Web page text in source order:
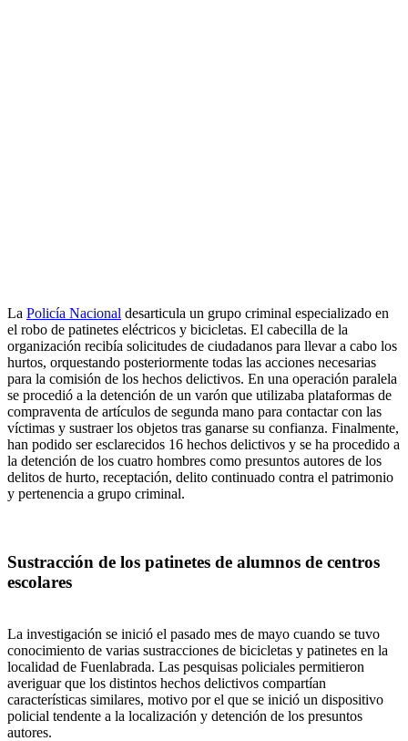
La Policía Nacional desarticula un grupo criminal especializado en
el robo de patinetes eléctricos y bicicletas. El cabecilla de la
organización recibía solicitudes de ciudadanos para llevar a cabo los
hurtos, orquestando posteriormente todas las acciones necesarias
para la comisión de los hechos delictivos. En una operación paralela
se procedió a la detención de un varón que utilizaba plataformas de
compraventa de artículos de segunda mano para contactar con las
víctimas y sustraer los objetos tras ganarse su confianza. Finalmente,
han podido ser esclarecidos 16 hechos delictivos y se ha procedido a
la detención de los cuatro hombres como presuntos autores de los
delitos de hurto, receptación, delito continuado contra el patrimonio
y pertenencia a grupo criminal.
Sustracción de los patinetes de alumnos de centros
escolares
La investigación se inició el pasado mes de mayo cuando se tuvo
conocimiento de varias sustracciones de bicicletas y patinetes en la
localidad de Fuenlabrada. Las pesquisas policiales permitieron
averiguar que los distintos hechos delictivos compartían
características similares, motivo por el que se inició un dispositivo
policial tendente a la localización y detención de los presuntos
autores.